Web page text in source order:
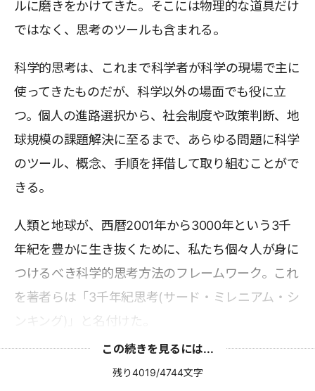
ルに磨きをかけてきた。そこには物理的な道具だけ
ではなく、思考のツールも含まれる。
科学的思考は、これまで科学者が科学の現場で主に
使ってきたものだが、科学以外の場面でも役に立
つ。個人の進路選択から、社会制度や政策判断、地
球規模の課題解決に至るまで、あらゆる問題に科学
のツール、概念、手順を拝借して取り組むことがで
きる。
人類と地球が、西暦2001年から3000年という3千
年紀を豊かに生き抜くために、私たち個々人が身に
つけるべき科学的思考方法のフレームワーク。これ
を著者らは「3千年紀思考(サード・ミレニアム・シ
ンキング)」と名付けた。
この続きを見るには...
残り4019/4744文字